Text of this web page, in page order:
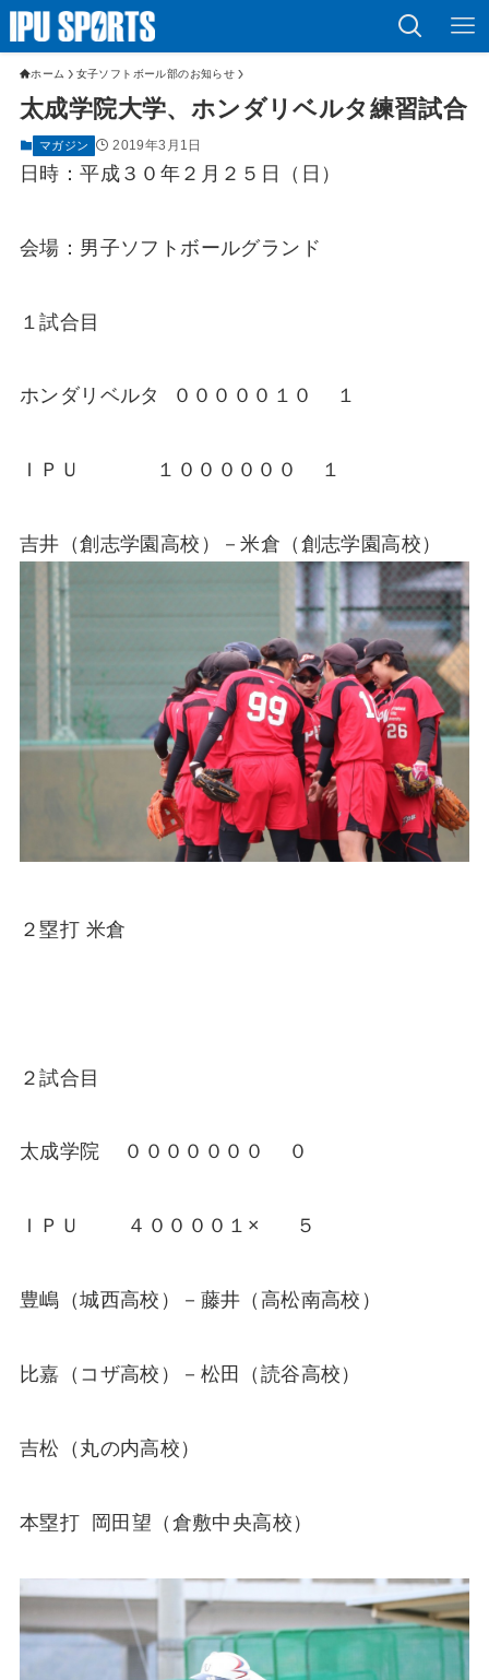
ホーム 女子ソフトボール部のお知らせ
太成学院大学、ホンダリベルタ練習試合
マガジン 2019年3月1日
日時：平成３０年２月２５日（日）
会場：男子ソフトボールグランド
１試合目
ホンダリベルタ ０００００１０ １
ＩＰＵ １００００００ １
吉井（創志学園高校）－米倉（創志学園高校）
２塁打 米倉
２試合目
太成学院 ０００００００ ０
ＩＰＵ ４００００１× ５
豊嶋（城西高校）－藤井（高松南高校）
比嘉（コザ高校）－松田（読谷高校）
吉松（丸の内高校）
本塁打 岡田望（倉敷中央高校）